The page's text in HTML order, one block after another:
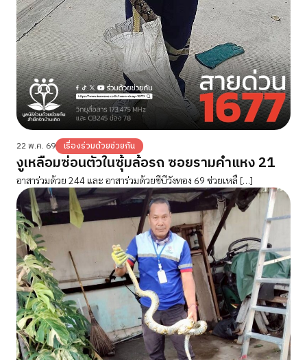
22 พ.ค. 69 เรื่องร่วมด้วยช่วยกัน
งูเหลือมซ่อนตัวในซุ้มล้อรถ ซอยรามคำแหง 21
อาสาร่วมด้วย 244 และ อาสาร่วมด้วยซีบีวังทอง 69 ช่วยเหลื […]